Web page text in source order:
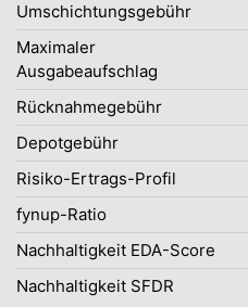
Umschichtungsgebühr
Maximaler
Ausgabeaufschlag
Rücknahmegebühr
Depotgebühr
Risiko-Ertrags-Profil
fynup-Ratio
Nachhaltigkeit EDA-Score
Nachhaltigkeit SFDR